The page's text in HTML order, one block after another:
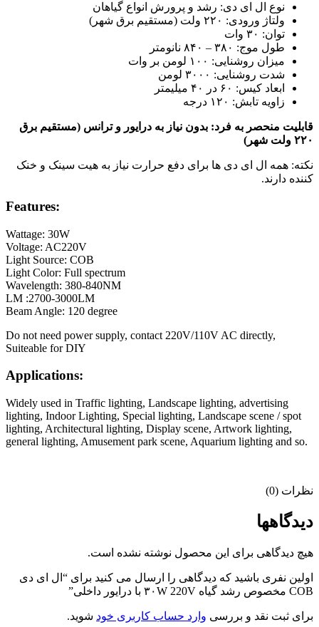
نوع ال ای دی: رشد و پرورش انواع گیاهان
ولتاژ ورودی: ۲۲۰ ولت (مستقیم برق شهر)
توان: ۳۰ وات
طول موج: ۳۸۰ – ۸۴۰ نانومتر
میزان روشنایی: ۱۰۰ لومن بر وات
شدت روشنایی: ۳۰۰۰ لومن
ابعاد کیس: ۶۰ در ۴۰ میلیمتر
زاویه تابش: ۱۲۰ درجه
قابلیت منحصر به فرد: بدون نیاز به درایور و ترانس (مستقیم برق
۲۲۰ ولت شهر)
نکته: همه ال ای دی ها برای دفع حرارت نیاز به هیت سینک و خنک
کننده دارند.
Features:
Wattage: 30W
Voltage: AC220V
Light Source: COB
Light Color: Full spectrum
Wavelength: 380-840NM
LM :2700-3000LM
Beam Angle: 120 degree
Do not need power supply, contact 220V/110V AC directly,
Suiteable for DIY
Applications:
Widely used in Traffic lighting, Landscape lighting, advertising
lighting, Indoor Lighting, Special lighting, Landscape scene / spot
lighting, Architectural lighting, Display scene, Artwork lighting,
general lighting, Amusement park scene, Aquarium lighting and so.
نظرات (0)
دیدگاهها
هیچ دیدگاهی برای این محصول نوشته نشده است.
اولین نفری باشید که دیدگاهی را ارسال می کنید برای “ال ای دی
COB مخصوص رشد گیاه ۳۰W 220V با درایور داخلی”
برای ثبت نقد و بررسی وارد حساب کاربری خود شوید.